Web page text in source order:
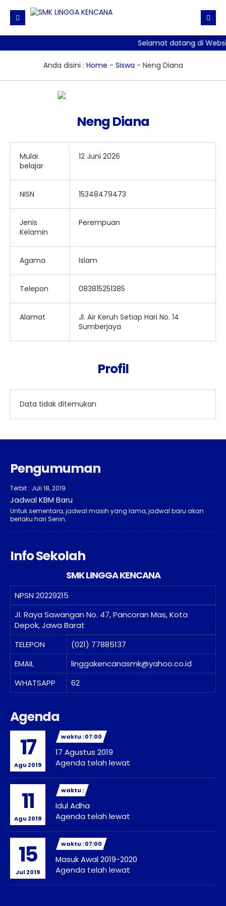
Direktori
Daftar GTK
Informasi
Editorial
Blog Guru
Galeri Video
Ekskul
Download
Materi + Tugas
Selamat datang di
Anda disini : Home - Siswa - Neng Diana
Neng Diana
Mulai
belajar
12 Juni 2026
NISN 15348479473
Jenis
Kelamin
Perempuan
Agama Islam
Telepon 083815251385
Alamat
Jl. Air Keruh Setiap Hari No. 14
Sumberjaya
Profil
Data tidak ditemukan
Pengumuman
Terbit : Juli 18, 2019
Jadwal KBM Baru
Untuk sementara, jadwal masih yang lama, jadwal baru akan
berlaku hari Senin.
Info Sekolah
SMK LINGGA KENCANA
NPSN 20229215
Jl. Raya Sawangan No. 47, Pancoran Mas, Kota
Depok, Jawa Barat
TELEPON
(021) 77885137
EMAIL
linggakencanasmk@yahoo.co.id
WHATSAPP
62
Agenda
17
Agu 2019
waktu : 07:00
17 Agustus 2019
Agenda telah lewat
11
Agu 2019
waktu :
Idul Adha
Agenda telah lewat
15
Jul 2019
waktu : 07:00
Masuk Awal 2019-2020
Agenda telah lewat